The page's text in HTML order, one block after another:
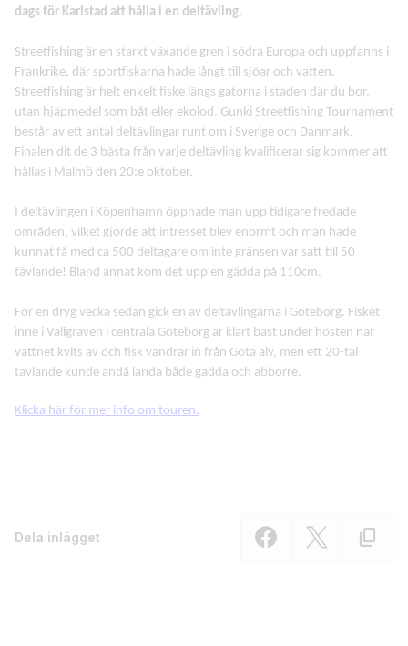
dags för Karlstad att hålla i en deltävling.
Streetfishing är en starkt växande gren i södra Europa och uppfanns i
Frankrike, där sportfiskarna hade långt till sjöar och vatten.
Streetfishing är helt enkelt fiske längs gatorna i staden där du bor,
utan hjäpmedel som båt eller ekolod. Gunki Streetfishing Tournament
består av ett antal deltävlingar runt om i Sverige och Danmark.
Finalen dit de 3 bästa från varje deltävling kvalificerar sig kommer att
hållas i Malmö den 20:e oktober.
I deltävlingen i Köpenhamn öppnade man upp tidigare fredade
områden, vilket gjorde att intresset blev enormt och man hade
kunnat få med ca 500 deltagare om inte gränsen var satt till 50
tävlande! Bland annat kom det upp en gädda på 110cm.
För en dryg vecka sedan gick en av deltävlingarna i Göteborg. Fisket
inne i Vallgraven i centrala Göteborg är klart bäst under hösten när
vattnet kylts av och fisk vandrar in från Göta älv, men ett 20-tal
tävlande kunde ändå landa både gädda och abborre.
Klicka här för mer info om touren.
Dela inlägget